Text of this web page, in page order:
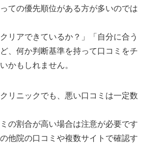
ての優先順位がある方が多いのでは
リアできているか？」「自分に合う
、何か判断基準を持って口コミをチ
かもしれません。
リニックでも、悪い口コミは一定数
の割合が高い場合は注意が必要です
他院の口コミや複数サイトで確認す